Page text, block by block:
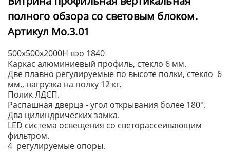
полного обзора со световым блоком.
Артикул Мо.3.01
Каркас алюминиевый профиль, стекло 6 мм.
Две плавно регулируемые по высоте полки, стекло 6
мм., нагрузка на полку 12 кг.
Полик ЛДСП.
Распашная дверца - угол открывания более 180°.
Два цилиндрических замка.
LED система освещения со светорассеивающим
фильтром.
4 регулируемые опоры.
500х500х2000H вэо 1840